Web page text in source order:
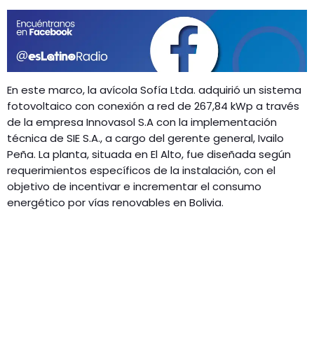
En este marco, la avícola Sofía Ltda. adquirió un sistema
fotovoltaico con conexión a red de 267,84 kWp a través
de la empresa Innovasol S.A con la implementación
técnica de SIE S.A., a cargo del gerente general, Ivailo
Peña. La planta, situada en El Alto, fue diseñada según
requerimientos específicos de la instalación, con el
objetivo de incentivar e incrementar el consumo
energético por vías renovables en Bolivia.